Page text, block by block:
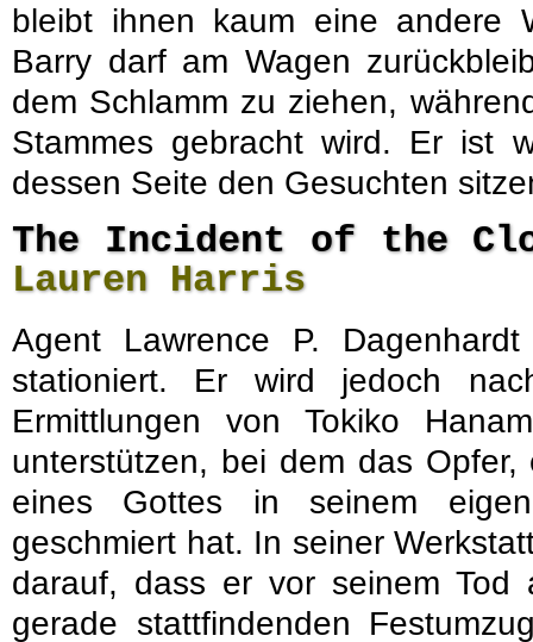
bleibt ihnen kaum eine andere
Barry darf am Wagen
dem Schlamm zu ziehen,
Stammes gebracht wird. Er ist
dessen Seite den Gesuchten
The Incident of the
Lauren Harris
Agent Lawrence P.
stationiert. Er wird jedoch
Ermittlungen von Tokiko
unterstützen, bei dem das
eines Gottes in seinem
geschmiert hat. In seiner
darauf, dass er vor seinem Tod
gerade stattfindenden